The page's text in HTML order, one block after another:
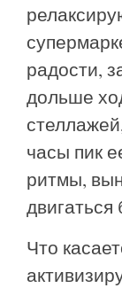
радости,
дольше
часы пик
ритмы,
Что